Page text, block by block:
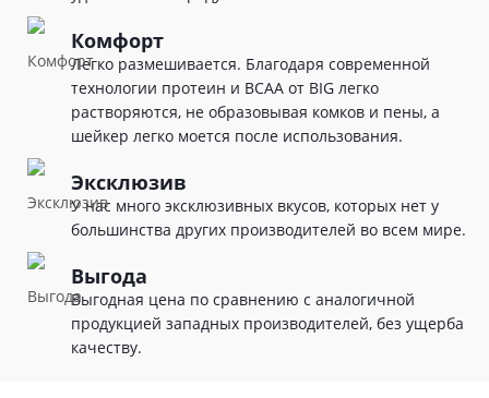
Комфорт
Легко размешивается. Благодаря современной
технологии протеин и BCAA от BIG легко
растворяются, не образовывая комков и пены, а
шейкер легко моется после использования.
Эксклюзив
У нас много эксклюзивных вкусов, которых нет у
большинства других производителей во всем мире.
Выгода
Выгодная цена по сравнению с аналогичной
продукцией западных производителей, без ущерба
качеству.